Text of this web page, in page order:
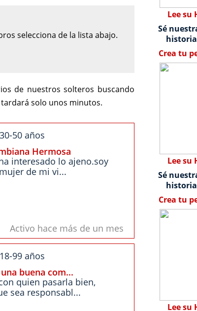
selecciona de la lista abajo.
de nuestros solteros buscando
solo unos minutos.
50 años
Hermosa
interesado lo ajeno.soy
de mi vi...
Activo hace más de un mes
99 años
buena com...
quien pasarla bien,
sea responsabl...
Lee su
Sé
Crea tu
Lee su
Sé
Crea tu
Lee su